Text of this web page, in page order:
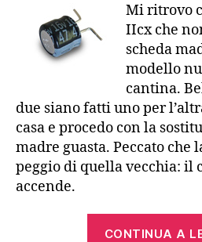
Mi ritrovo
IIcx che
scheda
modello
cantina.
due siano fatti uno per
casa e procedo con la
madre guasta. Peccato che
peggio di quella vecchia: il
accende.
CONTINUA A